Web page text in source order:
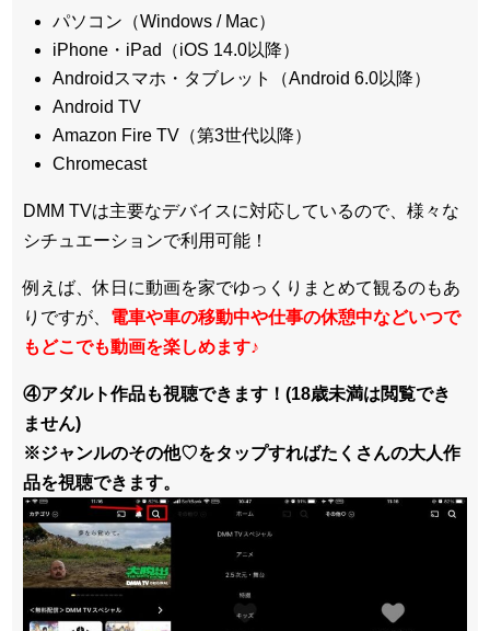
パソコン（Windows / Mac）
iPhone・iPad（iOS 14.0以降）
Androidスマホ・タブレット（Android 6.0以降）
Android TV
Amazon Fire TV（第3世代以降）
Chromecast
DMM TVは主要なデバイスに対応しているので、 様々な
シチュエーションで利用可能！
例えば、休日に動画を家でゆっくりまとめて観るのもあ
りですが、 電車や車の移動中や仕事の休憩中などいつで
もどこでも動画を楽しめます♪
④アダルト作品も視聴できます！(18歳未満は閲覧でき
ません)
※ジャンルのその他♡をタップすればたくさんの大人作
品を視聴できます。